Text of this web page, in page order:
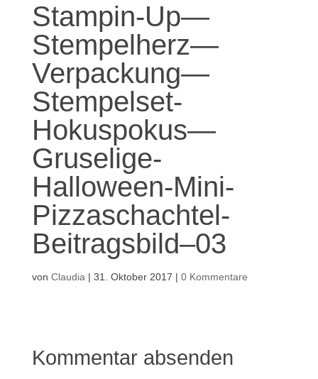
Stampin-Up—
Stempelherz—
Verpackung—
Stempelset-
Hokuspokus—
Gruselige-
Halloween-Mini-
Pizzaschachtel-
Beitragsbild–03
von Claudia | 31. Oktober 2017 | 0 Kommentare
Kommentar absenden